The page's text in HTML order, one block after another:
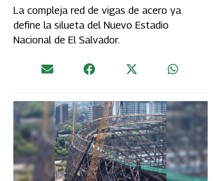
La compleja red de vigas de acero ya
define la silueta del Nuevo Estadio
Nacional de El Salvador.